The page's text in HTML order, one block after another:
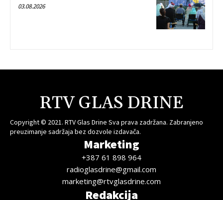
03.08.2026
RTV GLAS DRINE
Copyright © 2021. RTV Glas Drine Sva prava zadržana. Zabranjeno
preuzimanje sadržaja bez dozvole izdavača.
Marketing
+387 61 898 964
radioglasdrine@gmail.com
marketing@rtvglasdrine.com
Redakcija